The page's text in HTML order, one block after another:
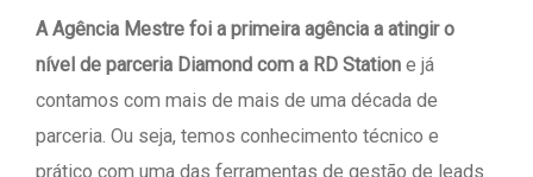
A Agência Mestre foi a primeira agência a atingir o
nível de parceria Diamond com a RD Station e já
contamos com mais de mais de uma década de
parceria. Ou seja, temos conhecimento técnico e
prático com uma das ferramentas de gestão de leads